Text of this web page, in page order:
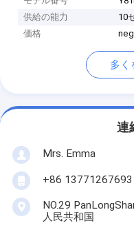
供給の能力
10
価格
多く
連
Mrs. Emma
+86 13771267693
NO.29
人民共和国